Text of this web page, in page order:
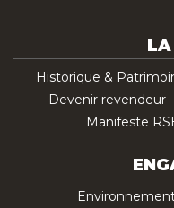
LA
Historique &
Devenir revendeur
Manifeste